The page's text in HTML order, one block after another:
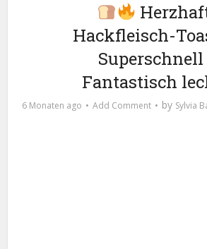
Hackfleisch-
Superschnell
Fantastisch
6 Monaten ago Add Comment by Sylvia